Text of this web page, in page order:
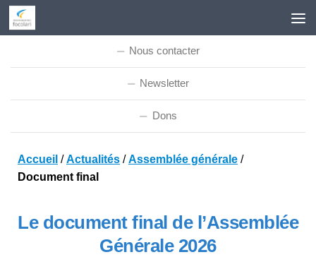
Skip to content
Nous contacter
Newsletter
Dons
Accueil /Actualités /Assemblée générale /
Document final
Le document final de l’Assemblée
Générale 2026